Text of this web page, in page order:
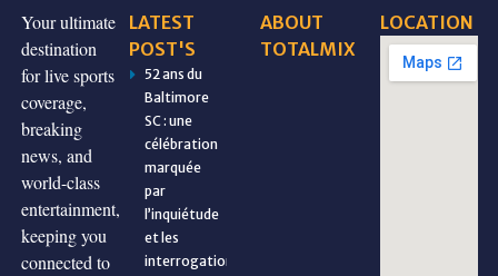
Your ultimate
destination
for live sports
coverage,
breaking
news, and
world-class
entertainment,
keeping you
connected to
LATEST
POST'S
52 ans du
Baltimore
SC : une
célébration
marquée
par
l’inquiétude
et les
interrogations
ABOUT
TOTALMIX
LOCATION